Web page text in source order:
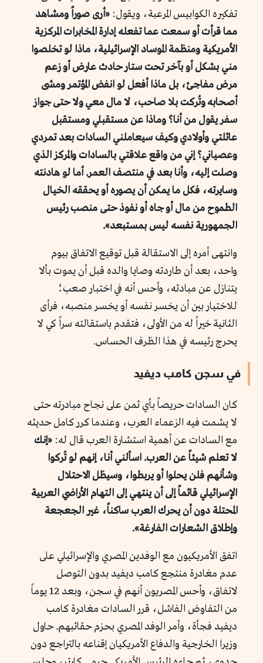
تفكيره الكوابيس المرعبة، ويقول: «أرى صوراً ومشاهد
مما قرأت أو سمعت عما تفعله إدارة المخابرات المركزية
الأمريكية ومنظمة الموساد الإسرائيلية، ماذا لو تخلصوا
مني بشكل أو بآخر تحت ستار حادث عارض أو زعم
مرض مفاجئ، بل ماذا أفعل لو انفض المؤتمر ومشى
أصحابه وتُركت بلا صاحب، لا مال معي ولا حتى جواز
سفر يقول من أنا؟ وماذا عن مستقبلي ومستقبل
عائلتي وأولادي وكيف سيعاملني السادات بعد تمردي
وعصياني؟ إني من واقع علاقتي بالسادات والمركز الذي
وصلت إليه، وأنا بعد في منتصف العمر. أما لو هادنته
وسايرته، فكل ما يمكن أن يصوره أو يحققه الخيال
الطموح من مال أو جاه أو نفوذ حتى منصب رئيس
الجمهورية نفسه ليس بمستبعد».
وانتهى أمره إلى الاستقالة قبل توقيع الاتفاق بيوم
واحد، بعد أن طاردته وصايا والده قبل أن يموت بألا
يتنازل عن مبادئه، وأحس أنه في اختبار صعب؛
للاختيار بين أن يخسر نفسه أو يخسر منصبه، فرأى
الثانية خيراً له من الأولى، فتقدم باستقالته سراً كي لا
يحرج رئيسه في هذا الظرف الحساس.
في سجن كامب ديفيد
كان السادات حريصاً بأي ثمن على نجاح مبادرته حتى
لا يشمت فيه الزعماء العرب، وعندما كرر كامل حديثه
مع السادات عن أهمية استشارة العرب قال له: «إنك
لا تعلم شيئاً عن العرب. اسألني أنا‏، إنهم لو تُركوا
وشأنهم فلن يحلوا أو يربطوا‏، وسيظل الاحتلال
الإسرائيلي قائماً إلى أن ينتهي إلى التهام الأراضي العربية
المحتلة دون أن يحرك العرب ساكناً، غير الجعجعة
وإطلاق الشعارات الفارغة».
اتفق الأمريكيون مع الوفدين المصري والإسرائيلي على
عدم مغادرة منتجع كامب ديفيد بدون التوصل
لاتفاق، وأحس المصريون أنهم في سجن، وبعد 12 يوماً
من التفاوض الفاشل، قرر السادات مغادرة كامب
ديفيد فجأة، وأمر الوفد المصري بحزم حقائبهم. حاول
وزيرا الخارجية والدفاع الأمريكيان إقناعه بالتراجع دون